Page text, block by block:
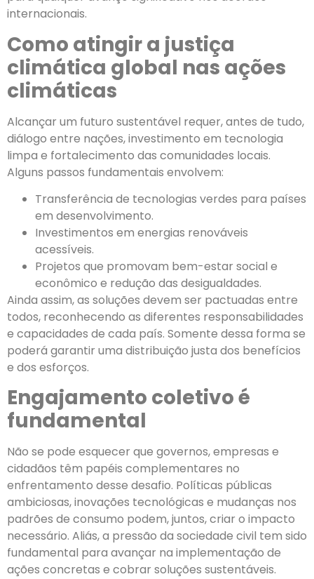
internacionais.
Como atingir a justiça
climática global nas ações
climáticas
Alcançar um futuro sustentável requer, antes de tudo,
diálogo entre nações, investimento em tecnologia
limpa e fortalecimento das comunidades locais.
Alguns passos fundamentais envolvem:
Transferência de tecnologias verdes para países
em desenvolvimento.
Investimentos em energias renováveis
acessíveis.
Projetos que promovam bem-estar social e
econômico e redução das desigualdades.
Ainda assim, as soluções devem ser pactuadas entre
todos, reconhecendo as diferentes responsabilidades
e capacidades de cada país. Somente dessa forma se
poderá garantir uma distribuição justa dos benefícios
e dos esforços.
Engajamento coletivo é
fundamental
Não se pode esquecer que governos, empresas e
cidadãos têm papéis complementares no
enfrentamento desse desafio. Políticas públicas
ambiciosas, inovações tecnológicas e mudanças nos
padrões de consumo podem, juntos, criar o impacto
necessário. Aliás, a pressão da sociedade civil tem sido
fundamental para avançar na implementação de
ações concretas e cobrar soluções sustentáveis.